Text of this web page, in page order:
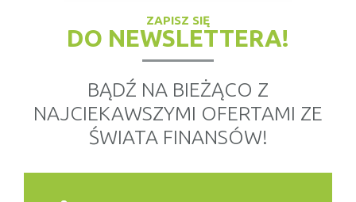
ZAPISZ SIĘ
DO NEWSLETTERA!
BĄDŹ NA BIEŻĄCO Z
NAJCIEKAWSZYMI OFERTAMI ZE
ŚWIATA FINANSÓW!